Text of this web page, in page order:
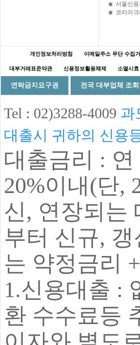
▣ 서울신
개인정보처리방침 이메일주소 무단 수집
대부거래표준약관 신용정보활용체제 소멸시
연락금지요구권 전국 대부업체 조회
Tel : 02)3288-4009 과
대출시 귀하의 신용
대출금리 : 연
20%이내(단,
신, 연장되는
부터 신규,
는 약정금리
1.신용대출 :
환 수수료등